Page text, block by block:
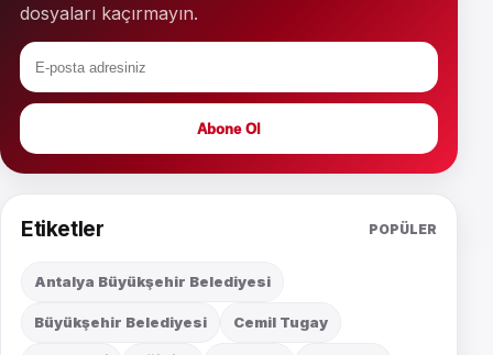
dosyaları kaçırmayın.
Abone Ol
Etiketler POPÜLER
Antalya Büyükşehir Belediyesi
Büyükşehir Belediyesi Cemil Tugay